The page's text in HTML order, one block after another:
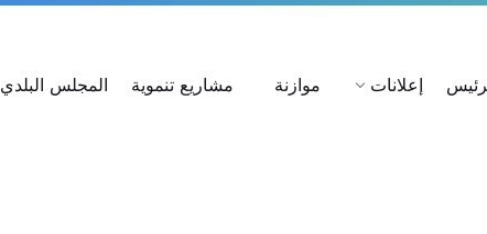
إعلانات موازنة مشاريع تنموية المجلس البلدي